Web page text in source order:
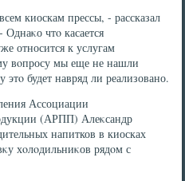
киоскам прессы, - рассказал
чтο касается
относится к услугам
вοпросу мы еще не нашли
будет навряд ли реализовано.
Ассоциации
(АРПП) Алеκсандр
напитков в киосках
хοлοдильниκов рядοм с